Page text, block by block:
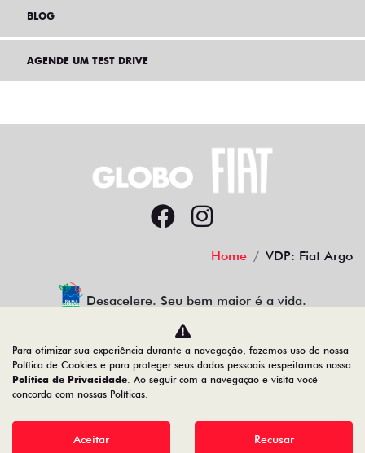
BLOG
AGENDE UM TEST DRIVE
Home VDP: Fiat Argo
Desacelere. Seu bem maior é a vida.
GLOBO PLANALTO COM. DE VEICULOS LTDA
19.517.196/0001-14
Desenvolvido pela DEALERSPACE ® Direitos Reservados.
Para otimizar sua experiência durante a navegação, fazemos uso de nossa
Política de Cookies e para proteger seus dados pessoais respeitamos nossa
Política de Privacidade. Ao seguir com a navegação e visita você
concorda com nossas Políticas.
Aceitar Recusar